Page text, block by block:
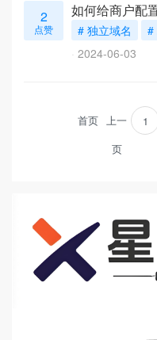
2
点赞
如何给商户配
# 独立域名 #
2024-06-03
首页 上一
页
1